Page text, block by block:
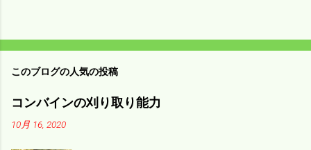
このブログの人気の投稿
コンバインの刈り取り能力
10月 16, 2020